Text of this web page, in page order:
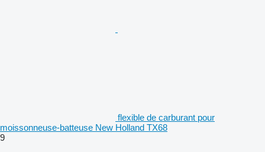
flexible de carburant pour
moissonneuse-batteuse New Holland TX68
9